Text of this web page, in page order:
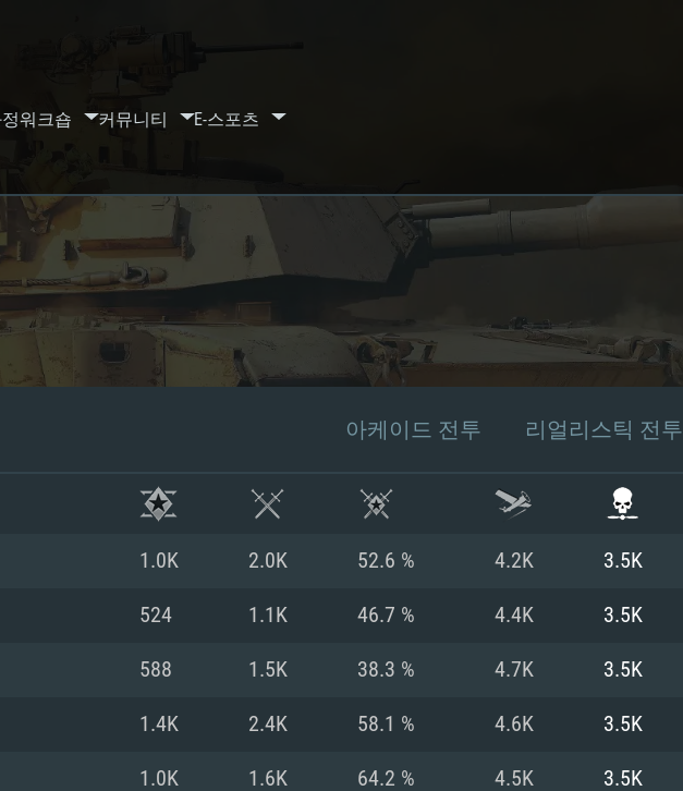
워크숍 커뮤니티 E-스포츠
아케이드 전투 리얼리스틱 전투
1.0K 2.0K 52.6 % 4.2K 3.5K
524 1.1K 46.7 % 4.4K 3.5K
588 1.5K 38.3 % 4.7K 3.5K
1.4K 2.4K 58.1 % 4.6K 3.5K
1.0K 1.6K 64.2 % 4.5K 3.5K